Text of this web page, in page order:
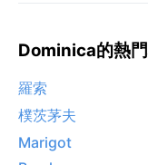
Dominica的熱
羅索
樸茨茅夫
Marigot